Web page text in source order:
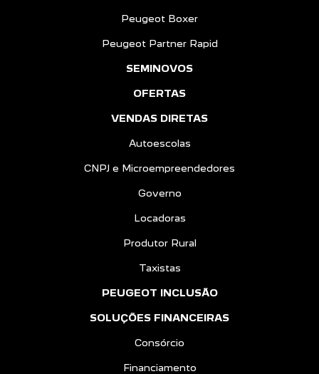
Peugeot Boxer
Peugeot Partner Rapid
SEMINOVOS
OFERTAS
VENDAS DIRETAS
Autoescolas
CNPJ e Microempreendedores
Governo
Locadoras
Produtor Rural
Taxistas
PEUGEOT INCLUSÃO
SOLUÇÕES FINANCEIRAS
Consórcio
Financiamento